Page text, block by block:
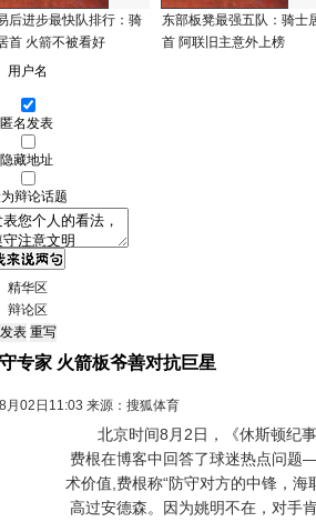
后进步最快队排行：骑
首 火箭不被看好
东部板凳最强五队：骑士
首 阿联旧主意外上榜
用户名
匿名发表
隐藏地址
辩论话题
精华区
辩论区
专家 火箭板爷善对抗巨星
月02日11:03 来源：搜狐体育
北京时间8月2日，《休斯顿纪事
费根在博客中回答了球迷热点问
术价值,费根称“防守对方的中锋，海
高过安德森。因为姚明不在，对手